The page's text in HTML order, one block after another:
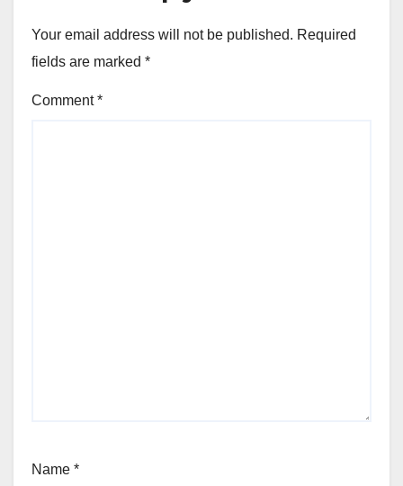
Your email address will not be published. Required
fields are marked *
Comment*
Name *